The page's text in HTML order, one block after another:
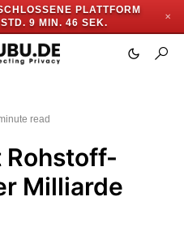
PLATTFORM
9 MIN. 46 SEK.
✕
read
Rohstoff-
Milliarde